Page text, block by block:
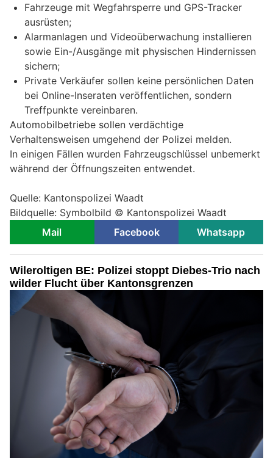
Fahrzeuge mit Wegfahrsperre und GPS-Tracker
ausrüsten;
Alarmanlagen und Videoüberwachung installieren
sowie Ein-/Ausgänge mit physischen Hindernissen
sichern;
Private Verkäufer sollen keine persönlichen Daten
bei Online-Inseraten veröffentlichen, sondern
Treffpunkte vereinbaren.
Automobilbetriebe sollen verdächtige
Verhaltensweisen umgehend der Polizei melden.
In einigen Fällen wurden Fahrzeugschlüssel unbemerkt
während der Öffnungszeiten entwendet.
Quelle: Kantonspolizei Waadt
Bildquelle: Symbolbild © Kantonspolizei Waadt
Mail
Facebook Whatsapp
Wileroltigen BE: Polizei stoppt Diebes-Trio nach
wilder Flucht über Kantonsgrenzen